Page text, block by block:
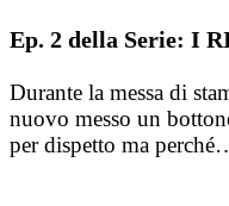
Ep. 2 della Serie: I
Durante la messa di
nuovo messo un
per dispetto ma